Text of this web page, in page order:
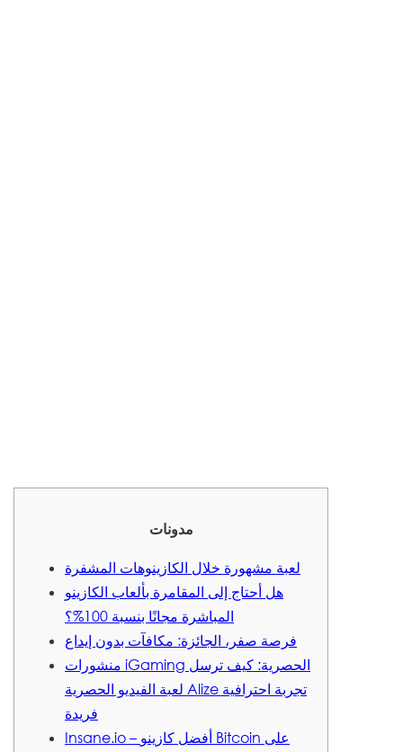
مدونات
لعبة مشهورة خلال الكازينوهات المشفرة
هل أحتاج إلى المقامرة بألعاب الكازينو
المباشرة مجانًا بنسبة 100%؟
فرصة صفر، الجائزة: مكافآت بدون إيداع
منشورات iGaming الحصرية: كيف ترسل
لعبة الفيديو الحصرية Alize تجربة احترافية
فريدة
Insane.io – أفضل كازينو Bitcoin على